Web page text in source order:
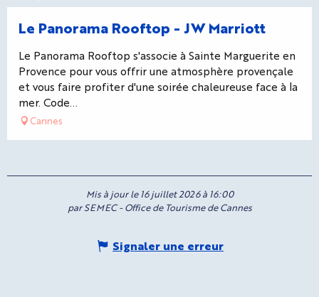
Le Panorama Rooftop - JW Marriott
Le Panorama Rooftop s'associe à Sainte Marguerite en
Provence pour vous offrir une atmosphère provençale
et vous faire profiter d'une soirée chaleureuse face à la
mer. Code...
Cannes
Mis à jour le 16 juillet 2026 à 16:00
par SEMEC - Office de Tourisme de Cannes
Signaler une erreur